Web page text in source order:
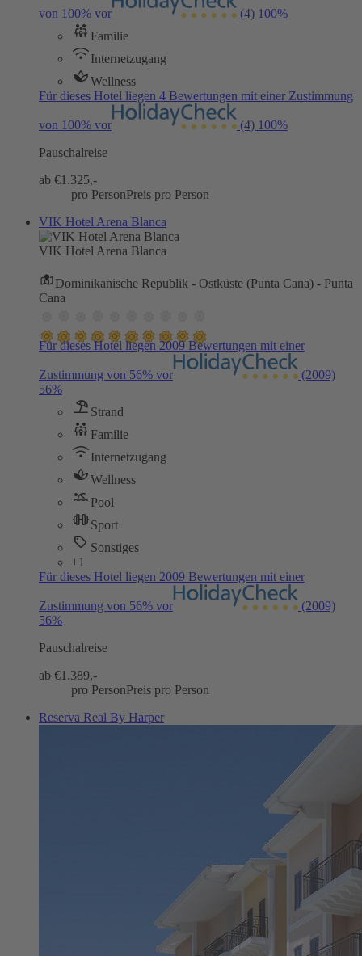
von 100% vor (4) 100%
Familie
Internetzugang
Wellness
Für dieses Hotel liegen 4 Bewertungen mit einer Zustimmung
von 100% vor (4) 100%
Pauschalreise
ab €1.325,-
pro PersonPreis pro Person
VIK Hotel Arena Blanca
VIK Hotel Arena Blanca
Dominikanische Republik - Ostküste (Punta Cana) - Punta
Cana
Für dieses Hotel liegen 2009 Bewertungen mit einer
Zustimmung von 56% vor
(2009)
56%
Strand
Familie
Internetzugang
Wellness
Pool
Sport
Sonstiges
+1
Für dieses Hotel liegen 2009 Bewertungen mit einer
Zustimmung von 56% vor
(2009)
56%
Pauschalreise
ab €1.389,-
pro PersonPreis pro Person
Reserva Real By Harper